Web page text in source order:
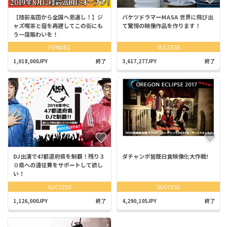
【陸前高田から全国へ恩返し！】ジ
ャズ喫茶と宿を再建してこの街にも
う一度賑わいを！
FUNDED
1,018,000JPY 終了
バケツドラマーMASA 世界に飛び出
て驚愕の映像作品を作ります！
SUCCESS
3,617,277JPY 終了
DJ出演で47都道府県を制覇！残り３
０県への遠征費をサポートして欲し
い！
SUCCESS
1,126,000JPY 終了
ダチャンボ皆既日食映像化大作戦!
SUCCESS
4,290,105JPY 終了